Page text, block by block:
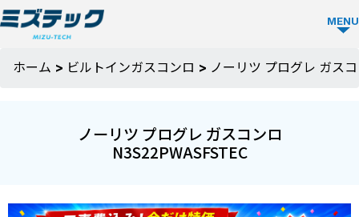
MENU
ビルトイ
ホーム > ビルトインガスコンロ > ノーリツ プログレ ガス
ノーリツ プログレ ガスコンロ
N3S22PWASFSTEC